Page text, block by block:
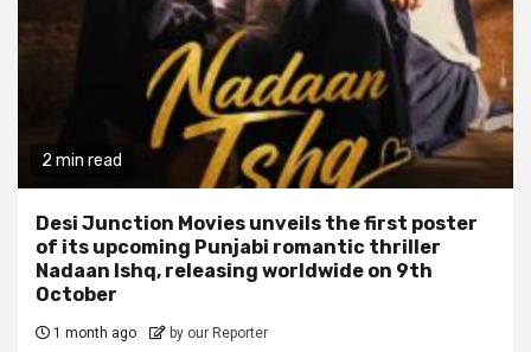
2 min read
Desi Junction Movies unveils the first poster
of its upcoming Punjabi romantic thriller
Nadaan Ishq, releasing worldwide on 9th
October
1 month ago by our Reporter